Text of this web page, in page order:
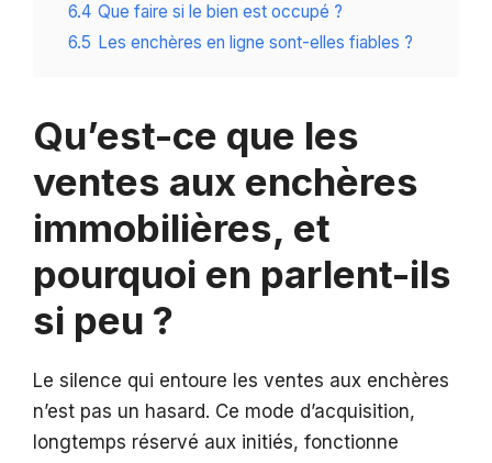
6.4 Que faire si le bien est occupé ?
6.5 Les enchères en ligne sont-elles fiables ?
Qu’est-ce que les
ventes aux enchères
immobilières, et
pourquoi en parlent-ils
si peu ?
Le silence qui entoure les ventes aux enchères
n’est pas un hasard. Ce mode d’acquisition,
longtemps réservé aux initiés, fonctionne